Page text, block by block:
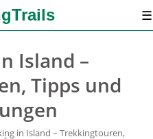
☰
Island –
Tipps und
in Island – Trekkingtouren,